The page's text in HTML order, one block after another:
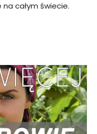
całym świecie.